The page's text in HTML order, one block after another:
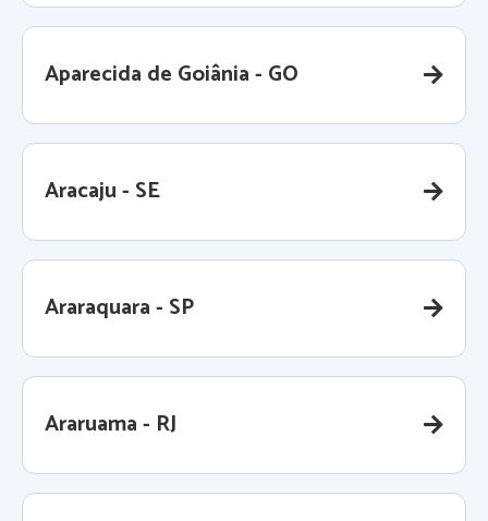
Aparecida de Goiânia - GO
Aracaju - SE
Araraquara - SP
Araruama - RJ